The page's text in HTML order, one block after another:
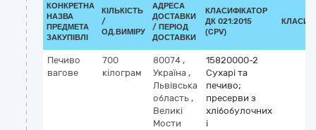
КОНКРЕТНА
НАЗВА
ПРЕДМЕТА
ЗАКУПІВЛІ
КІЛЬКІСТЬ
/
ОД.ВИМІРУ
АДРЕСА
ДОСТАВКИ
/ ПЕРІОД
ДОСТАВКИ
КЛАСИФІКАТОР
ДК 021:2015
(CPV)
Печиво
вагове
700
кілограм
80074 ,
Україна ,
Львівська
область ,
Великі
Мости
15820000-2
Сухарі та
печиво;
пресерви з
хлібобулочних
і